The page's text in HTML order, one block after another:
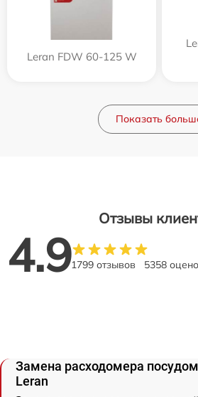
Leran FDW 60-125 W
Показать
Отзывы
4.91799 отзывов 5358
Замена расходомера
Leran